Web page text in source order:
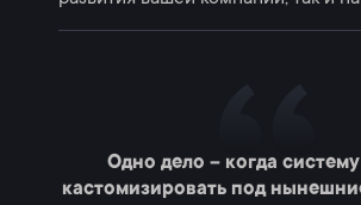
Одно дело – когда
кастомизировать под